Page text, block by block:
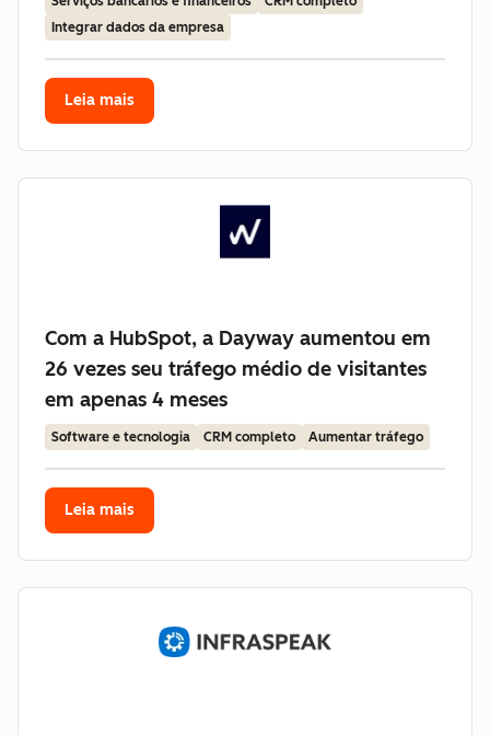
Integrar dados da empresa
Leia mais
Com a HubSpot, a Dayway aumentou em
26 vezes seu tráfego médio de visitantes
em apenas 4 meses
Software e tecnologia CRM completo Aumentar tráfego
Leia mais